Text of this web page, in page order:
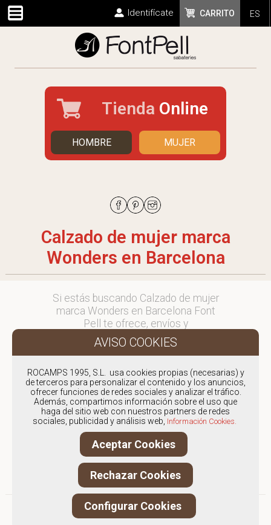
ES
CARRITO
Identifícate
Tienda Online
HOMBRE MUJER
Calzado de mujer marca
Wonders en Barcelona
Si estás buscando Calzado de mujer
marca Wonders en Barcelona Font
Pell te ofrece, envíos y
devoluciones gratuítos a Península y
Baleares, para otros destinos
en comercial@fontpell.com.
Los envíos a Barcelona gestionados
entre semana se entregarán en
menos de 48 horas; los pedidos
realizados en fin de semana, el
producto se enviará a partir del
lunes.
ROCAMPS 1995, S.L. usa cookies propias (necesarias) y
de terceros para personalizar el contenido y los anuncios,
ofrecer funciones de redes sociales y analizar el tráfico.
Además, compartimos información sobre el uso que
haga del sitio web con nuestros partners de redes
sociales, publicidad y análisis web, Información Cookies.
Aceptar Cookies
Rechazar Cookies
Configurar Cookies